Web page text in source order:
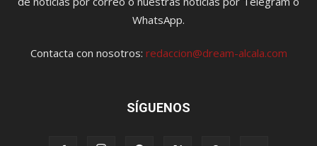
WhatsApp.
Contacta con nosotros: redaccion@dream-alcala.com
SÍGUENOS